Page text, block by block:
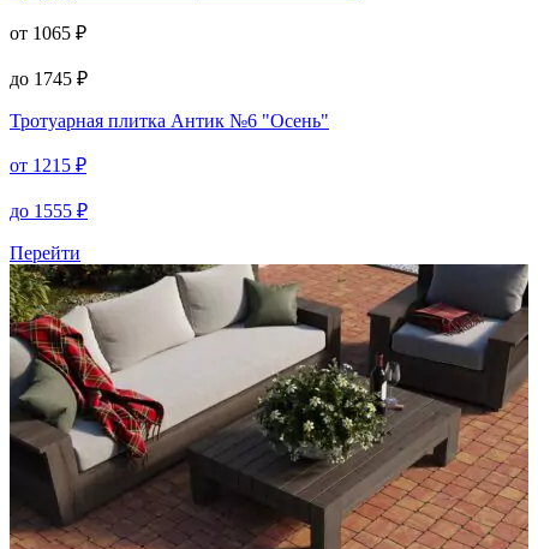
от 1065 ₽
до 1745 ₽
Тротуарная плитка Антик №6 "Осень"
от 1215 ₽
до 1555 ₽
Перейти